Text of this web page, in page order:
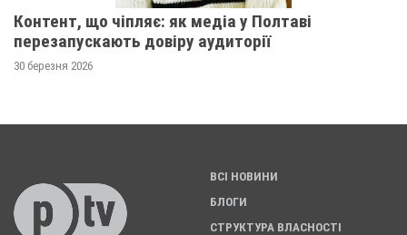
Контент, що чіпляє: як медіа у Полтаві
перезапускають довіру аудиторії
30 березня 2026
ВСІ НОВИНИ
БЛОГИ
СТРУКТУРА ВЛАСНОСТІ